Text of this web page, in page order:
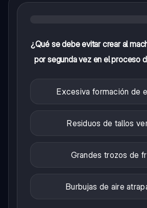
¿Qué se debe evitar crear al
por segunda vez en el proceso
Excesiva formación de
Residuos de tallos
Grandes trozos de
Burbujas de aire